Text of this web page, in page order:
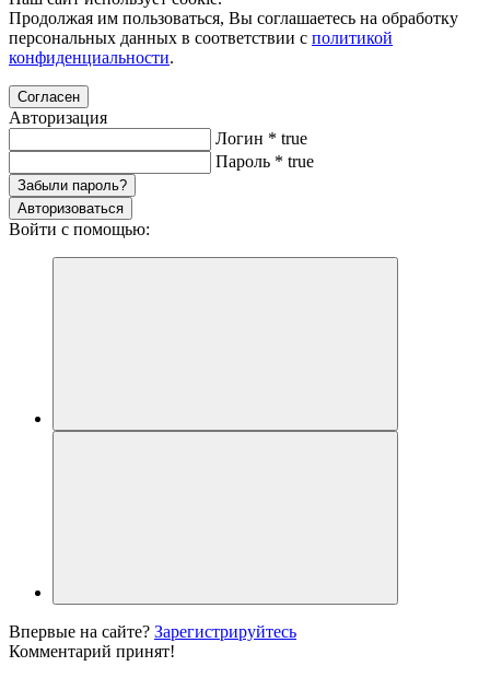
Продолжая им пользоваться, Вы соглашаетесь на обработку
персональных данных в соответствии с политикой
конфиденциальности.
Согласен
Авторизация
Логин * true
Пароль * true
Забыли пароль?
Авторизоваться
Войти с помощью:
Впервые на сайте? Зарегистрируйтесь
Комментарий принят!